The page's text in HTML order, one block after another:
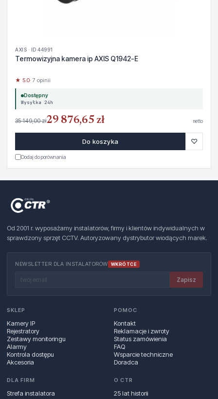
AXIS · ID 44991
Termowizyjna kamera ip AXIS Q1942-E
★ 5.0· 7 opinii
Dostępny
Wysyłka 24h
35 149,00 zł29 876,65 zł netto
Do koszyka ♡
Dodaj do porównania
Od 2001 r. wyposażamy instalatorów, firmy i klientów indywidualnych w
sprawdzony sprzęt CCTV. Autoryzowany dystrybutor wiodących marek.
NEWSLETTER DLA INSTALATORÓW WKRÓTCE
Zapisz
SKLEP
Kamery IP
Rejestratory
Zestawy monitoringu
Alarmy
Kontrola dostępu
Akcesoria
POMOC
Kontakt
Reklamacje i zwroty
Status zamówienia
FAQ
Wsparcie techniczne
Doradca
DLA FIRM
Strefa instalatora
O CTR
25 lat historii